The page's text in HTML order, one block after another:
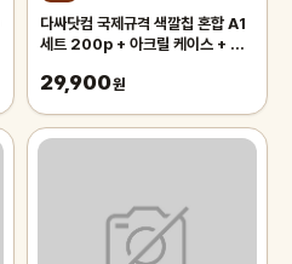
다싸닷컴 국제규격 색깔칩 혼합 A1
세트 200p + 아크릴 케이스 + 트
트
29,900원